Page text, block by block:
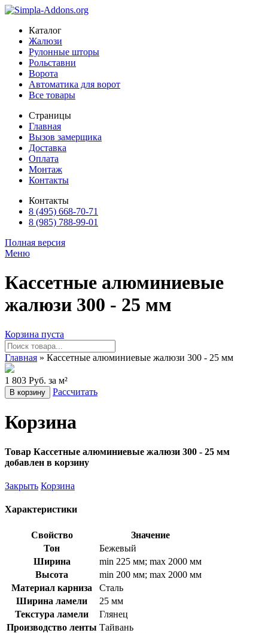
Каталог
Жалюзи
Рулонные шторы
Рольставни
Ворота
Автоматика для ворот
Все товары
Страницы
Главная
Вызов замерщика
Доставка
Оплата
Монтаж
Контакты
Контакты
8 (495) 668-70-71
8 (985) 788-99-01
Полная версия
Меню
Кассетные алюминиевые
жалюзи 300 - 25 мм
Корзина пуста
Главная » Кассетные алюминиевые жалюзи 300 - 25 мм
1 803 Руб. за м²
В корзину Рассчитать
Корзина
Товар Кассетные алюминиевые жалюзи 300 - 25 мм
добавлен в корзину
Закрыть Корзина
Характеристики
Свойство
Значение
Тон
Бежевый
Ширина
min 225 мм; max 2000 мм
Высота
min 200 мм; max 2000 мм
Материал карниза
Сталь
Ширина ламели
25 мм
Текстура ламели
Глянец
Производство ленты Тайвань